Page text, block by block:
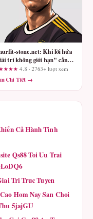
stone.net: Khi lời hứa
trí không giới hạn" cần
kiểm chứng
4.8 · 2763+ lượt xem
Chi Tiết →
Cả Hành Tinh
Qs88 Toi Uu Trai
Tri Truc Tuyen
Hom Nay San Choi
5jajGU